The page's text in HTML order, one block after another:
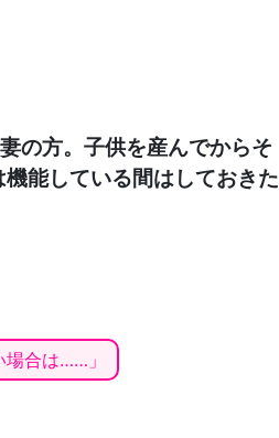
の方。子供を産んでからそ
能している間はしておきた
合は……」